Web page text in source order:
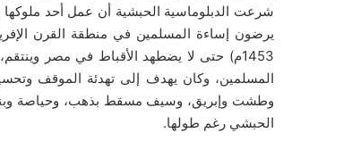
شرعت الدبلوماسية الحبشية أن عمل أحد ملوكها
1453م) حتى لا يضطهد الأقباط في مصر
المسلمين، وكان يهدف إلى تهدئة الموقف
وطشت وإبريق، وسيف مسقط بذهب، وحياصة
الحبشي رغم طولها.